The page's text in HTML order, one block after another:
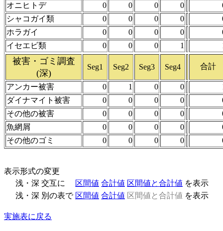
オニヒトデ
0 0 0 0
シャコガイ類
0 0 0 0
ホラガイ
0 0 0 0
イセエビ類
0 0 0 1
被害・ゴミ調査
(深)
Seg1 Seg2 Seg3 Seg4 合計
アンカー被害 0 1 0 0
ダイナマイト被害
0 0 0 0
その他の被害
0 0 0 0
魚網屑
0 0 0 0
その他のゴミ
0 0 0 0
表示形式の変更
浅・深 交互に
区間値 合計値 区間値と合計値 を表示
浅・深 別の表で 区間値 合計値 区間値と合計値 を表示
実施表に戻る